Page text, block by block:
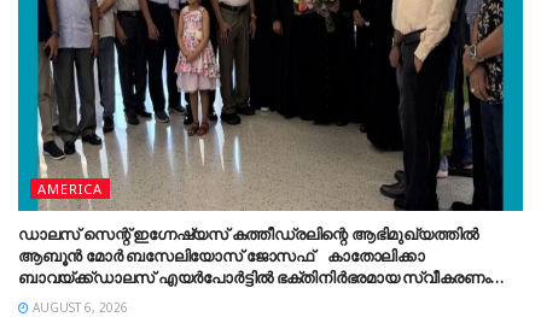
AMERICA
ഡാലസ് സെന്റ് ഇഗ്നേഷ്യസ് കത്തീഡ്രലിന്റെ ആഭിമുഖ്യത്തിൽ
ആബൂൻ മോർ ബസേലിയോസ് ജോസഫ് കാതോലിക്കാ
ബാവയ്ക്ക്ഡാലസ് എയർപോർട്ടിൽ ഭക്തിനിർഭരമായ സ്വീകരണം
നൽകി.
AUGUST 6, 2026